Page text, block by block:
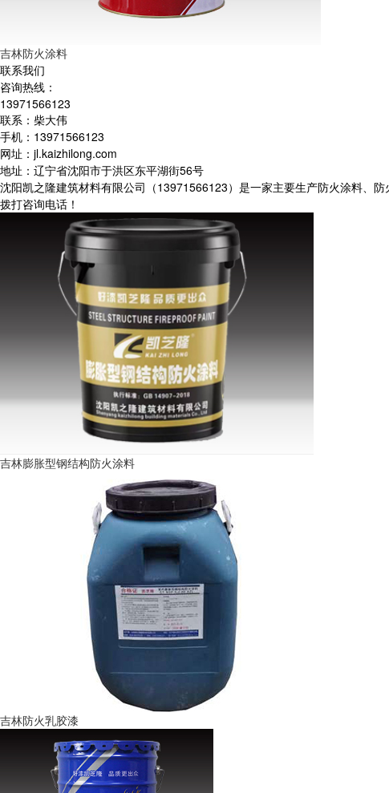
吉林防火涂料
联系我们
咨询热线：
13971566123
联系：柴大伟
手机：13971566123
网址：jl.kaizhilong.com
地址：辽宁省沈阳市于洪区东平湖街56号
沈阳凯之隆建筑材料有限公司（13971566123）是一家主要生产防火涂料、
拨打咨询电话！
吉林膨胀型钢结构防火涂料
吉林防火乳胶漆